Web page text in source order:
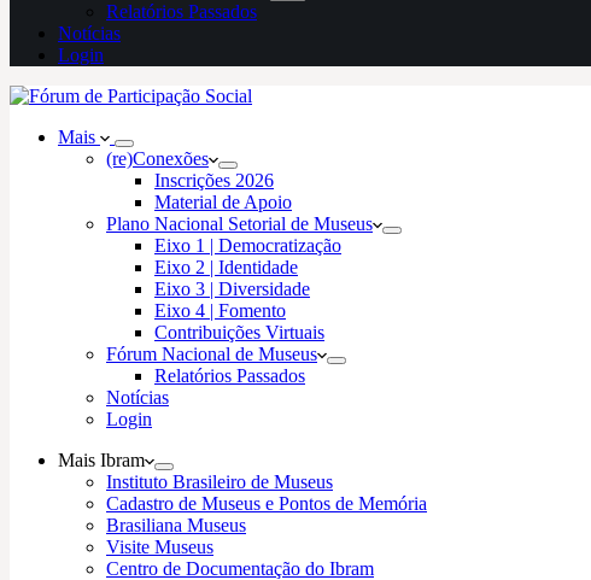
Relatórios Passados
Notícias
Login
Mais
(re)Conexões
Inscrições 2026
Material de Apoio
Plano Nacional Setorial de Museus
Eixo 1 | Democratização
Eixo 2 | Identidade
Eixo 3 | Diversidade
Eixo 4 | Fomento
Contribuições Virtuais
Fórum Nacional de Museus
Relatórios Passados
Notícias
Login
Mais Ibram
Instituto Brasileiro de Museus
Cadastro de Museus e Pontos de Memória
Brasiliana Museus
Visite Museus
Centro de Documentação do Ibram